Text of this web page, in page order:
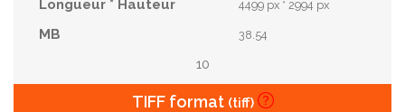
4499 px * 2994 px
38.54
10
TIFF format (tiff)